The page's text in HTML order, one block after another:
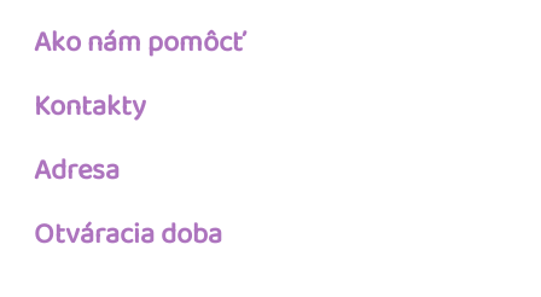
Ako nám pomôcť
Kontakty
Adresa
Otváracia doba